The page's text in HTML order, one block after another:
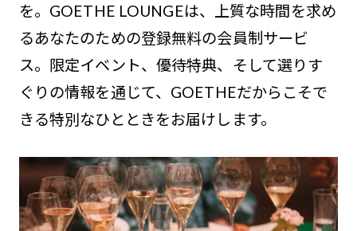
を。GOETHE LOUNGEは、上質な時間を求め
るあなたのための登録無料の会員制サービ
ス。限定イベント、優待特典、そして選りす
ぐりの情報を通じて、GOETHEだからこそで
きる特別なひとときをお届けします。